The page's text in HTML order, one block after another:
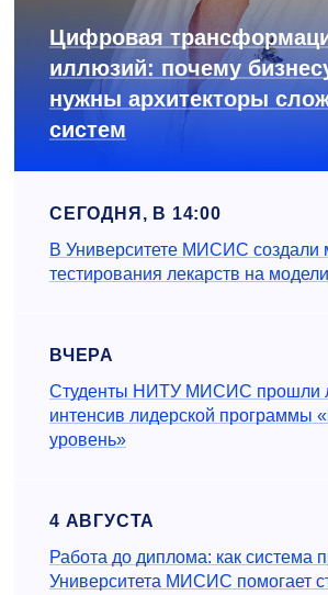
Цифровая
иллюзий: почему
нужны архитекторы
систем
СЕГОДНЯ, В 14:00
В Университете МИСИС создали
тестирования лекарств на
ВЧЕРА
Студенты НИТУ МИСИС прошли
интенсив лидерской программы
уровень»
4 АВГУСТА
Работа до диплома: как система
Университета МИСИС помогает